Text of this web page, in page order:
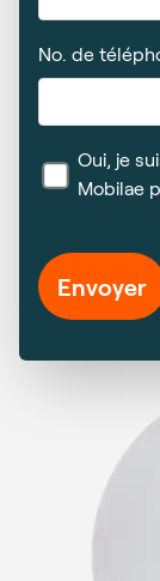
No. de
Oui, je
Mobilae
Envoyer